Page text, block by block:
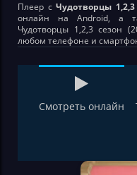
Плеер с Чудотворцы 1,2,3
онлайн на Android, а
Чудотворцы 1,2,3 сезон
любом телефоне и
Смотреть онлайн